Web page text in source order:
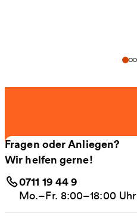
Fragen oder Anliegen?
Wir helfen gerne!
0711 19 44 9
Mo.–Fr. 8:00–18:00 Uhr